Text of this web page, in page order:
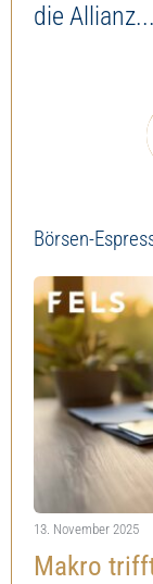
die Allianz...
Börsen-
13. November 2025
Makro